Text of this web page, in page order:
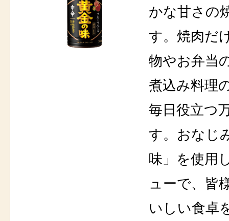
かな甘さの
す。焼肉だ
物やお弁当
煮込み料理
毎日役立つ
す。おなじ
味」を使用
ューで、皆
いしい食卓